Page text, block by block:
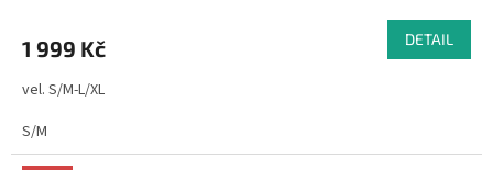
1 999 Kč DETAIL
vel. S/M-L/XL
S/M